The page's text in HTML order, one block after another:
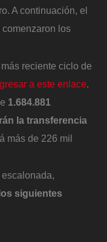
A continuación, el
los
reciente ciclo de
a este enlace
1.684.881
la transferencia
más de 226 mil
siguientes